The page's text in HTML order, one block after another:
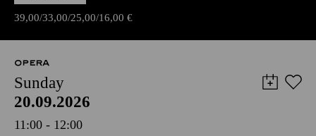
39,00 33,00 25,00 16,00 €
OPERA
Sunday
20.09.2026
11:00 - 12:00